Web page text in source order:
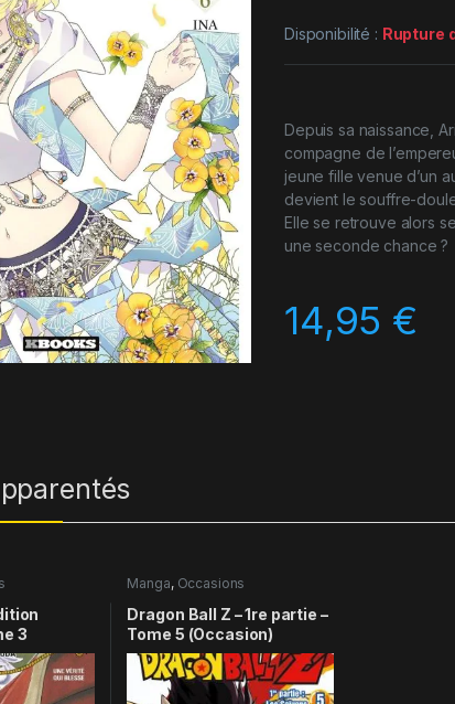
Disponibilité : Rupture
Depuis sa naissance,
compagne de
jeune fille venue d’un
devient le souffre-
Elle se retrouve alors
une seconde chance ?
14,95 €
3
Manga, Occasions
Dragon Ball Z – 1re partie –
Tome 5 (Occasion)